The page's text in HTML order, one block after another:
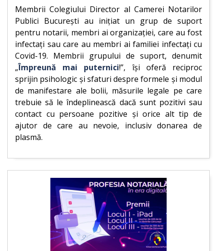
Membrii Colegiului Director al Camerei Notarilor
Publici București au inițiat un grup de suport
pentru notarii, membri ai organizației, care au fost
infectați sau care au membri ai familiei infectați cu
Covid-19. Membrii grupului de suport, denumit
„Împreună mai puternici!”, își oferă reciproc
sprijin psihologic și sfaturi despre formele și modul
de manifestare ale bolii, măsurile legale pe care
trebuie să le îndeplinească dacă sunt pozitivi sau
contact cu persoane pozitive și orice alt tip de
ajutor de care au nevoie, inclusiv donarea de
plasmă.